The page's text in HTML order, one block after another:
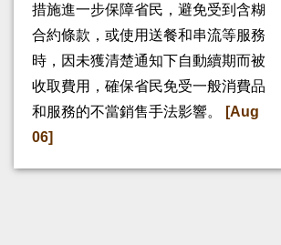
措施進一步保障省民，避免受到含糊
合約條款，或使用送餐和串流等服務
時，因未獲清楚通知下自動續期而被
收取費用，確保省民免受一般消費品
和服務的不當銷售手法影響。
[Aug
06]